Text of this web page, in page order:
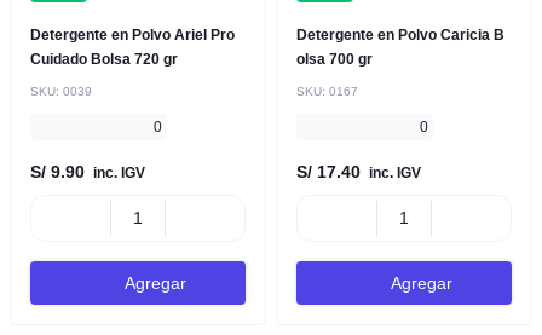
Detergente en Polvo Ariel Pro
Cuidado Bolsa 720 gr
SKU: 0039
0
S/ 9.90 inc. IGV
Agregar
Detergente en Polvo Caricia B
olsa 700 gr
SKU: 0167
0
S/ 17.40 inc. IGV
Agregar